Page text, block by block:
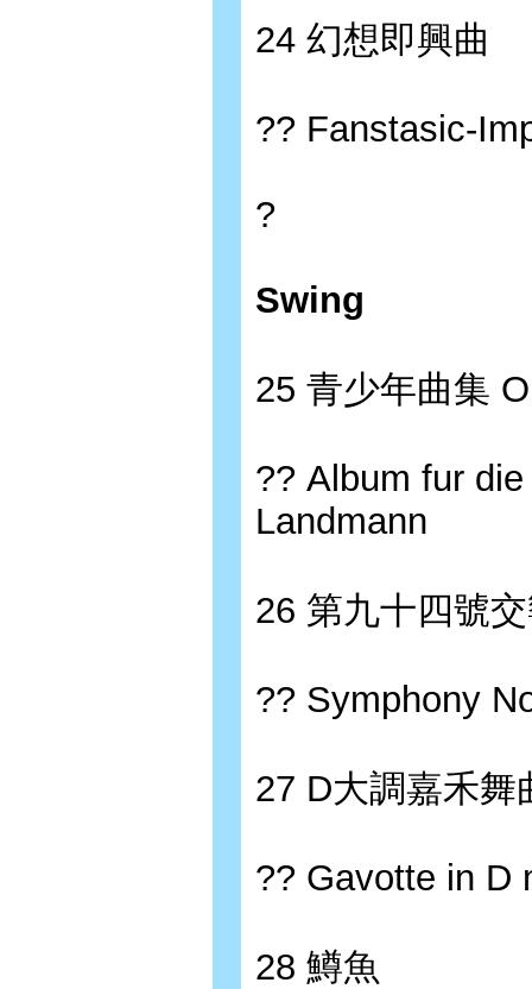
24 幻想即興曲
?? Fanstasic-
?
Swing
25 青少年曲集
?? Album fur
Landmann
26 第九十四號
?? Symphony
27 D大調嘉禾舞
?? Gavotte in D
28 鱒魚